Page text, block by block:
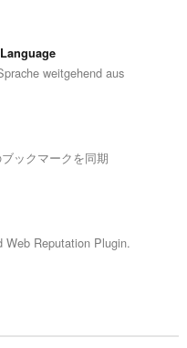
weitgehend aus
ックマークを同期
Web Reputation Plugin.